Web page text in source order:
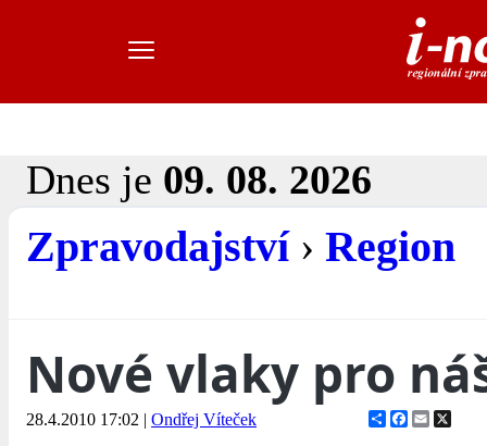
Dnes je 09. 08. 2026
Zpravodajství› Region
Nové vlaky pro
28.4.2010 17:02 | Ondřej Víteček ShareFacebook
Email